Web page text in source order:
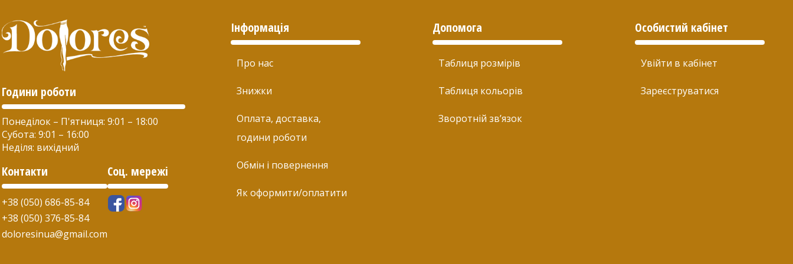
Години роботи
Понеділок – П'ятниця: 9:01 – 18:00
Субота: 9:01 – 16:00
Неділя: вихідний
Контакти
+38 (050) 686-85-84
+38 (050) 376-85-84
doloresinua@gmail.com
Соц. мережі
Інформація
Про нас
Знижки
Оплата, доставка,
години роботи
Обмін і повернення
Як оформити/оплатити
Допомога
Таблиця розмірів
Таблиця кольорів
Зворотній зв’язок
Особистий кабінет
Увійти в кабінет
Зареєструватися